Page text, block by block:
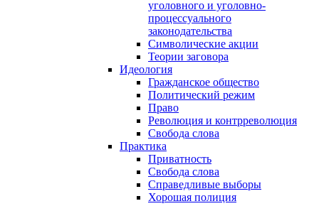
уголовного и уголовно-
процессуального
законодательства
Символические акции
Теории заговора
Идеология
Гражданское общество
Политический режим
Право
Революция и контрреволюция
Свобода слова
Практика
Приватность
Свобода слова
Справедливые выборы
Хорошая полиция